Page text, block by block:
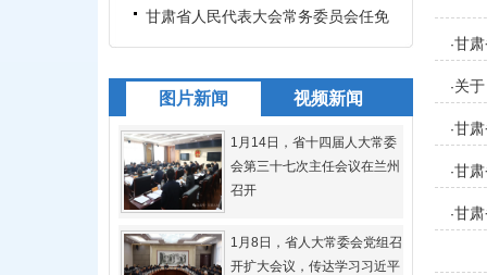
会议事规则修正案(草案)》
甘肃省人民代表大会常务委员会任免
名单
图片新闻 视频新闻
1月14日，省十四届人大常委
会第三十七次主任会议在兰州
召开
1月8日，省人大常委会党组召
开扩大会议，传达学习习近平
·甘
委
·关
·甘
·甘
·甘